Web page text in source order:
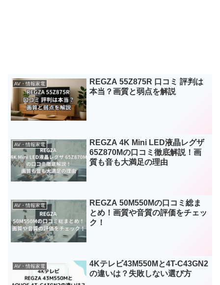
AV・情報家電
REGZA 55Z875R 口コミ 評判は
本当？画質と弱点を解説
AV・情報家電
REGZA 4K Mini LED液晶レグザ
65Z870Mの口コミ徹底解説！画
質も音も大満足の理由
AV・情報家電
REGZA 50M550Mの口コミ総ま
とめ！画質や音質の評価をチェッ
ク！
AV・情報家電
4Kテレビ43M550Mと4T-C43GN2
の違いは？失敗しない選び方